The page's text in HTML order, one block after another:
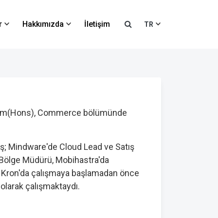
Hakkımızda İletişim TR
Commerce bölümünde
Mindware'de Cloud Lead ve Satış
Müdürü, Mobihastra'da
çalışmaya başlamadan önce
çalışmaktaydı.